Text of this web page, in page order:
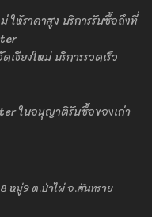
ให้ราคาสูง บริการรับซื้อถึงที่
ชียงใหม่ บริการรวดเร็ว
ใบอนุญาติรับซื้อของเก่า
หมู่9 ต.ป่าไผ่ อ.สันทราย